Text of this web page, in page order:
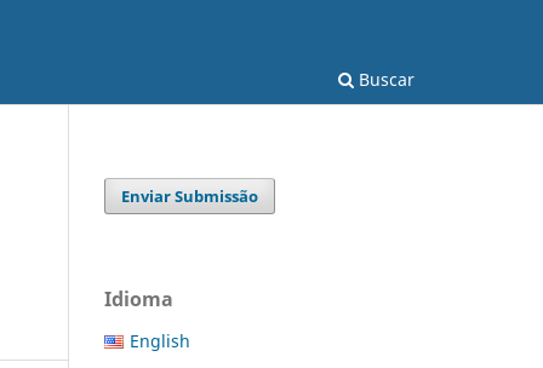
Buscar
Enviar Submissão
Idioma
English